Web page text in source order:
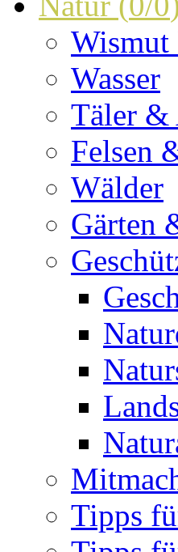
Wismut
Wasser
Täler &
Felsen
Wälder
Gärten
Tipps